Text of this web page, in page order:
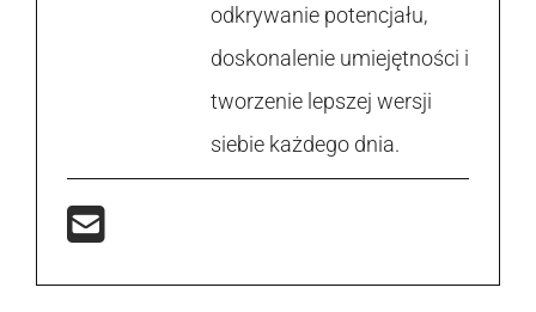
odkrywanie potencjału,
doskonalenie umiejętności i
tworzenie lepszej wersji
siebie każdego dnia.